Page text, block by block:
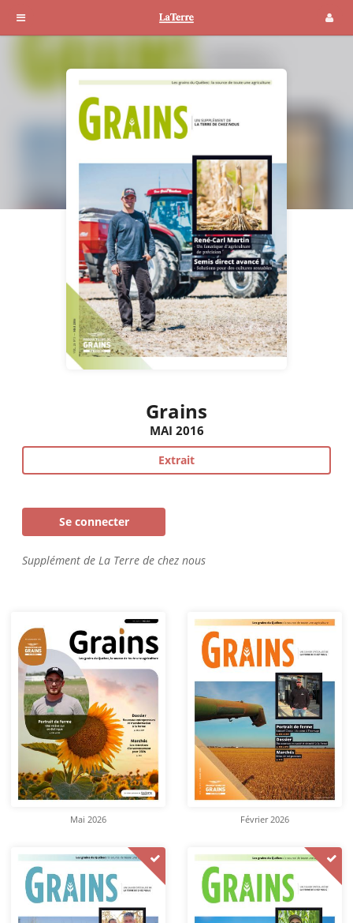
Grains
MAI 2016
Extrait
Se connecter
Supplément de La Terre de chez nous
Mai 2026 Février 2026